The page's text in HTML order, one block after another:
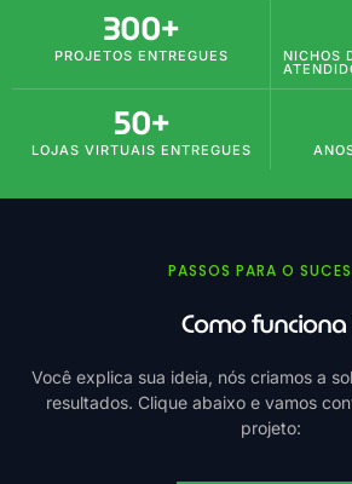
PROJETOS ENTREGUES
300+
NICHOS
LOJAS VIRTUAIS ENTREGUES
50+
PASSOS PARA O
Como funciona
Você explica sua ideia, nós criamos a
resultados. Clique abaixo e vamos
projeto: